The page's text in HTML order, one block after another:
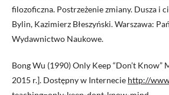
filozoficzna. Postrzeżenie zmiany. Dusza i
Bylin, Kazimierz Błeszyński. Warszawa:
Wydawnictwo Naukowe.
Bong Wu (1990) Only Keep “Don’t Know”
2015 r.]. Dostępny w Internecie http://